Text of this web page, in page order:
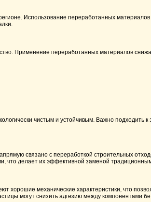
Использование переработанных
Применение переработанных материалов
чистым и устойчивым. Важно подходить к
связано с переработкой строительных
что делает их эффективной заменой
хорошие механические характеристики, что
могут снизить адгезию между компонентами